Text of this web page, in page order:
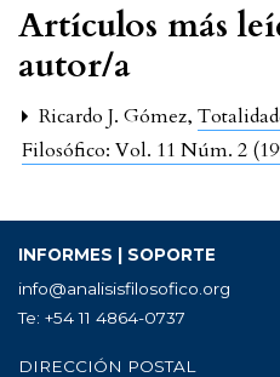
Artículos más
autor/a
Ricardo J. Gómez,
Filosófico: Vol. 11 Núm. 2
INFORMES | SOPORTE
info@analisisfilosofico.org
Te: +54 11 4864-0737
DIRECCIÓN POSTAL